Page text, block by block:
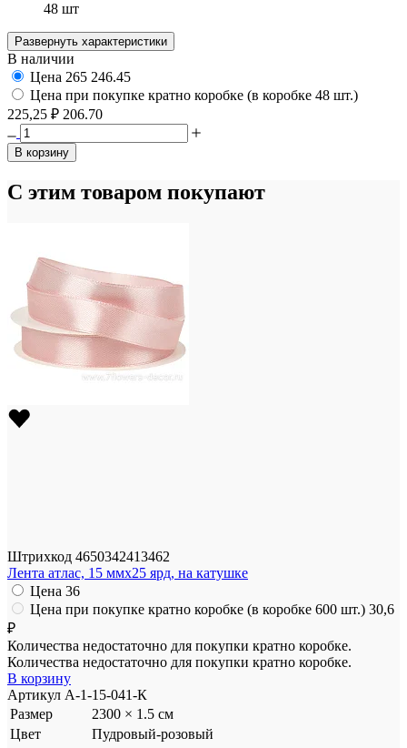
48 шт
Развернуть характеристики
В наличии
Цена 265 246.45
Цена при покупке кратно коробке (в коробке 48 шт.)
225,25 ₽ 206.70
В корзину
С этим товаром покупают
Штрихкод 4650342413462
Лента атлас, 15 ммx25 ярд, на катушке
Цена 36
Цена при покупке кратно коробке (в коробке 600 шт.) 30,6
₽
Количества недостаточно для покупки кратно коробке.
Количества недостаточно для покупки кратно коробке.
В корзину
Артикул A-1-15-041-К
Размер
2300 × 1.5 см
Цвет
Пудровый-розовый